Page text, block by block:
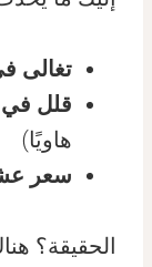
تغالى
قلل في
هاويًا)
سعر
الحقيقة؟